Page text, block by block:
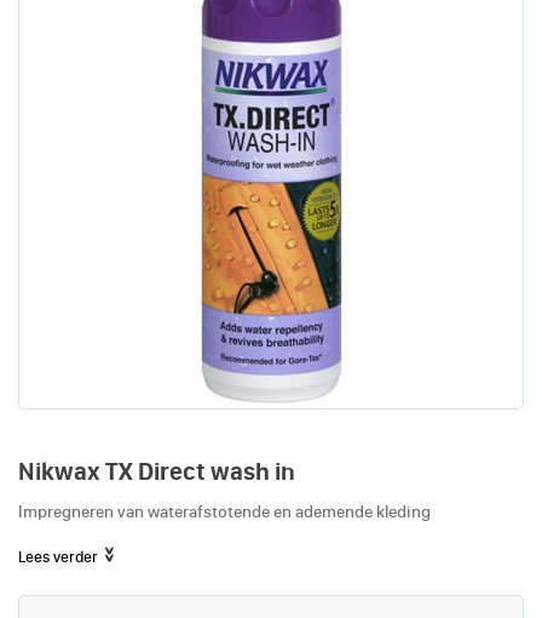
Nikwax TX Direct wash in
Impregneren van waterafstotende en ademende kleding
Lees verder